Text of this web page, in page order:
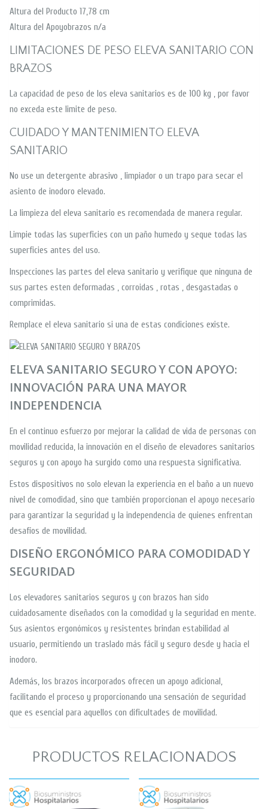
Altura del Producto 17,78 cm
Altura del Apoyobrazos n/a
LIMITACIONES DE PESO ELEVA SANITARIO CON
BRAZOS
La capacidad de peso de los eleva sanitarios es de 100 kg , por favor
no exceda este limite de peso.
CUIDADO Y MANTENIMIENTO ELEVA
SANITARIO
No use un detergente abrasivo , limpiador o un trapo para secar el
asiento de inodoro elevado.
La limpieza del eleva sanitario es recomendada de manera regular.
Limpie todas las superficies con un paño humedo y seque todas las
superficies antes del uso.
Inspecciones las partes del eleva sanitario y verifique que ninguna de
sus partes esten deformadas , corroidas , rotas , desgastadas o
comprimidas.
Remplace el eleva sanitario si una de estas condiciones existe.
ELEVA SANITARIO SEGURO Y CON APOYO:
INNOVACIÓN PARA UNA MAYOR
INDEPENDENCIA
En el continuo esfuerzo por mejorar la calidad de vida de personas con
movilidad reducida, la innovación en el diseño de elevadores sanitarios
seguros y con apoyo ha surgido como una respuesta significativa.
Estos dispositivos no solo elevan la experiencia en el baño a un nuevo
nivel de comodidad, sino que también proporcionan el apoyo necesario
para garantizar la seguridad y la independencia de quienes enfrentan
desafíos de movilidad.
DISEÑO ERGONÓMICO PARA COMODIDAD Y
SEGURIDAD
Los elevadores sanitarios seguros y con brazos han sido
cuidadosamente diseñados con la comodidad y la seguridad en mente.
Sus asientos ergonómicos y resistentes brindan estabilidad al
usuario, permitiendo un traslado más fácil y seguro desde y hacia el
inodoro.
Además, los brazos incorporados ofrecen un apoyo adicional,
facilitando el proceso y proporcionando una sensación de seguridad
que es esencial para aquellos con dificultades de movilidad.
PRODUCTOS RELACIONADOS